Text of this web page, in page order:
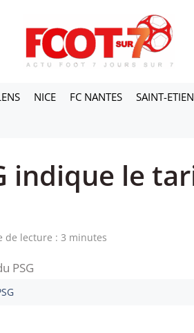
NICE FC NANTES SAINT-
indique le
de lecture : 3 minutes